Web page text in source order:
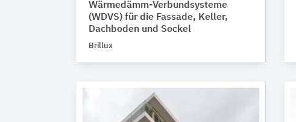
Wärmedämm-Verbundsysteme
(WDVS) für die Fassade, Keller,
Dachboden und Sockel
Brillux